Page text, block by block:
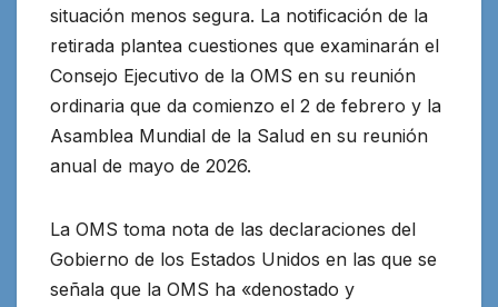
situación menos segura. La notificación de la
retirada plantea cuestiones que examinarán el
Consejo Ejecutivo de la OMS en su reunión
ordinaria que da comienzo el 2 de febrero y la
Asamblea Mundial de la Salud en su reunión
anual de mayo de 2026.
La OMS toma nota de las declaraciones del
Gobierno de los Estados Unidos en las que se
señala que la OMS ha «denostado y